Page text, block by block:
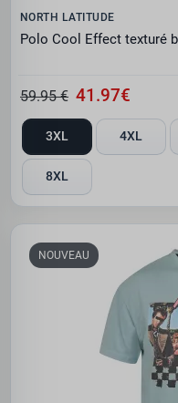
NORTH LATITUDE
Polo Cool Effect texturé
59.95 € 41.97€
3XL 4XL
8XL
NOUVEAU